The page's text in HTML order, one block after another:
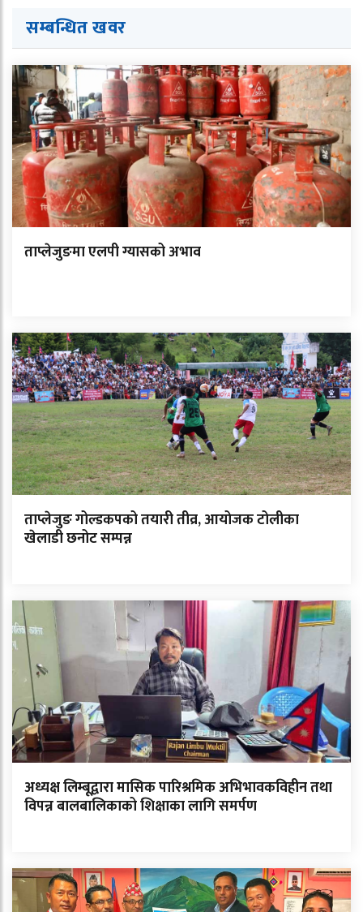
सम्बन्धित खवर
ताप्लेजुङमा एलपी ग्यासको अभाव
ताप्लेजुङ गोल्डकपको तयारी तीव्र, आयोजक टोलीका
खेलाडी छनोट सम्पन्न
अध्यक्ष लिम्बूद्वारा मासिक पारिश्रमिक अभिभावकविहीन तथा
विपन्न बालबालिकाको शिक्षाका लागि समर्पण